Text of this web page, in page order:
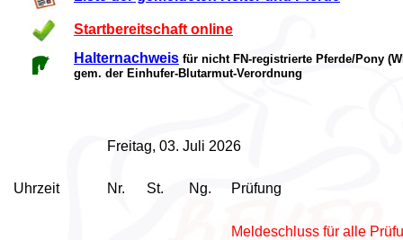
Startbereitschaft online
Halternachweis für nicht FN-registrierte Pferde/Pony
gem. der Einhufer-Blutarmut-Verordnung
Freitag, 03. Juli 2026
Uhrzeit Nr. St. Ng. Prüfung
Meldeschluss für alle